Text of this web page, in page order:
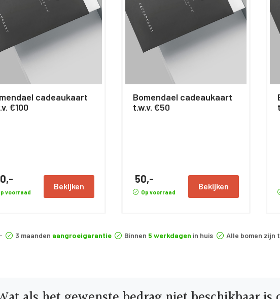
cadeaukaart
€100
voorraad
Bekijken
Bomendael cadeaukaart
t.w.v. €50
50,-
Op voorraad
Bekijken
3 maanden aangroeigarantie Binnen 5 werkdagen in huis Alle bomen zijn